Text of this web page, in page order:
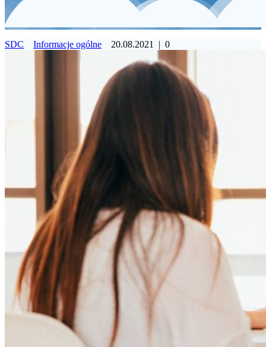
SDC Informacje ogólne 20.08.2021 | 0